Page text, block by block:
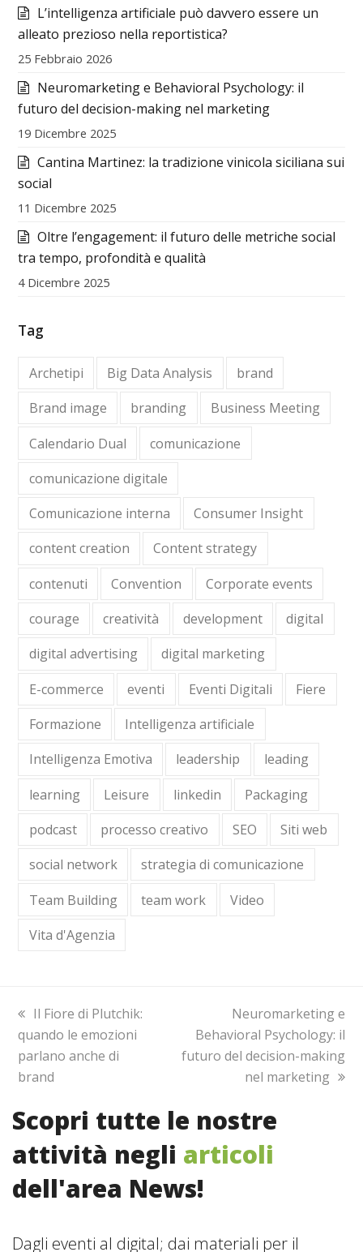
L’intelligenza artificiale può davvero essere un
alleato prezioso nella reportistica?
25 Febbraio 2026
Neuromarketing e Behavioral Psychology: il
futuro del decision-making nel marketing
19 Dicembre 2025
Cantina Martinez: la tradizione vinicola siciliana sui
social
11 Dicembre 2025
Oltre l’engagement: il futuro delle metriche social
tra tempo, profondità e qualità
4 Dicembre 2025
Tag
Archetipi Big Data Analysis
brand
Brand image
branding
Business Meeting
Calendario Dual
comunicazione
comunicazione digitale
Comunicazione interna
Consumer Insight
content creation
Content strategy
contenuti
Convention
Corporate events
courage
creatività development
digital
digital advertising
digital marketing
E-commerce
eventi Eventi Digitali
Fiere
Formazione
Intelligenza artificiale
Intelligenza Emotiva
leadership
leading
learning
Leisure linkedin
Packaging
podcast
processo creativo SEO
Siti web
social network
strategia di comunicazione
Team Building
team work
Video
Vita d'Agenzia
previous
post:
Il Fiore di Plutchik:
quando le emozioni
parlano anche di
brand
next
post:
Neuromarketing e
Behavioral Psychology: il
futuro del decision-making
nel marketing
Scopri tutte le nostre
attività negli articoli
dell'area News!
Dagli eventi al digital; dai materiali per il